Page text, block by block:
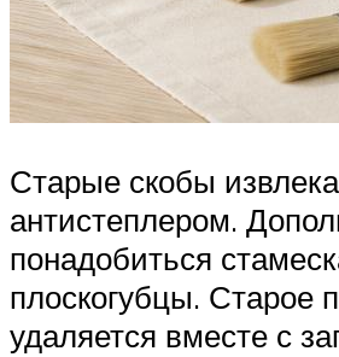
Старые скобы
антистеплером.
понадобиться
плоскогубцы. Старое
удаляется вместе с